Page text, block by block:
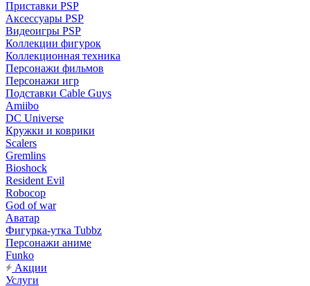
Приставки PSP
Аксессуары PSP
Видеоигры PSP
Коллекции фигурок
Коллекционная техника
Персонажи фильмов
Персонажи игр
Подставки Cable Guys
Amiibo
DC Universe
Кружки и коврики
Scalers
Gremlins
Bioshock
Resident Evil
Robocop
God of war
Аватар
Фигурка-утка Tubbz
Персонажи аниме
Funko
Акции
Услуги